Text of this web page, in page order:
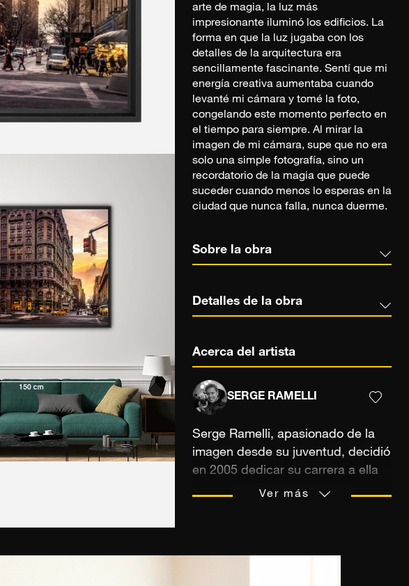
arte de magia, la luz más
impresionante iluminó los edificios. La
forma en que la luz jugaba con los
detalles de la arquitectura era
sencillamente fascinante. Sentí que mi
energía creativa aumentaba cuando
levanté mi cámara y tomé la foto,
congelando este momento perfecto en
el tiempo para siempre. Al mirar la
imagen de mi cámara, supe que no era
solo una simple fotografía, sino un
recordatorio de la magia que puede
suceder cuando menos lo esperas en la
ciudad que nunca falla, nunca duerme.
Sobre la obra
Detalles de la obra
Acerca del artista
SERGE RAMELLI
Serge Ramelli, apasionado de la
imagen desde su juventud, decidió
en 2005 dedicar su carrera a ella
como fotógrafo profesional y
Ver más